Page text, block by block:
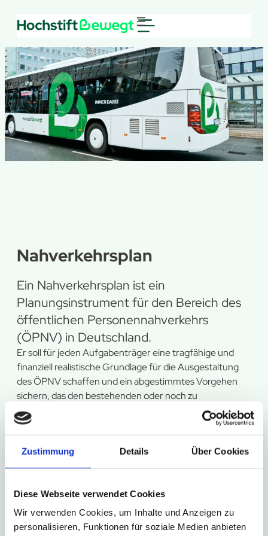
Zustimmung Details Über Cookies
Diese Webseite verwendet Cookies
Wir verwenden Cookies, um Inhalte und Anzeigen zu
personalisieren, Funktionen für soziale Medien anbieten
Nahverkehrsplan
Ein Nahverkehrsplan ist ein
Planungsinstrument für den Bereich des
öffentlichen Personennahverkehrs
(ÖPNV) in Deutschland.
Er soll für jeden Aufgabenträger eine tragfähige und
finanziell realistische Grundlage für die Ausgestaltung
des ÖPNV schaffen und ein abgestimmtes Vorgehen
sichern, das den bestehenden oder noch zu
entwickelnden verkehrlichen Verflechtungen entspricht.
Die Kreise, kreisfreien Städte und Zweckverbände sind
in NRW zur Aufstellung dieser Pläne verpflichtet.
Anlage 1 – Abbildungsverzeichnis
Anlage 2 – Tabellenverzeichnis